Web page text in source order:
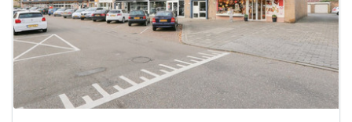
reageren.
Stekkies helpt
je hierbij!